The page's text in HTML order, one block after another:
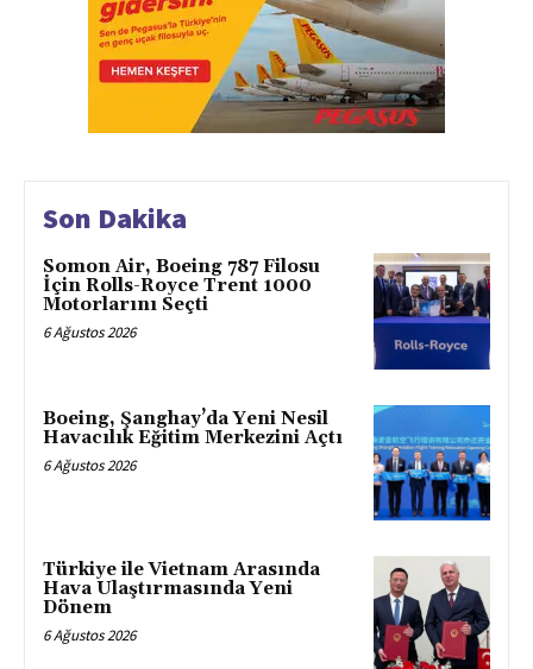
Son Dakika
Somon Air, Boeing 787 Filosu
İçin Rolls-Royce Trent 1000
Motorlarını Seçti
6 Ağustos 2026
Boeing, Şanghay’da Yeni Nesil
Havacılık Eğitim Merkezini Açtı
6 Ağustos 2026
Türkiye ile Vietnam Arasında
Hava Ulaştırmasında Yeni
Dönem
6 Ağustos 2026